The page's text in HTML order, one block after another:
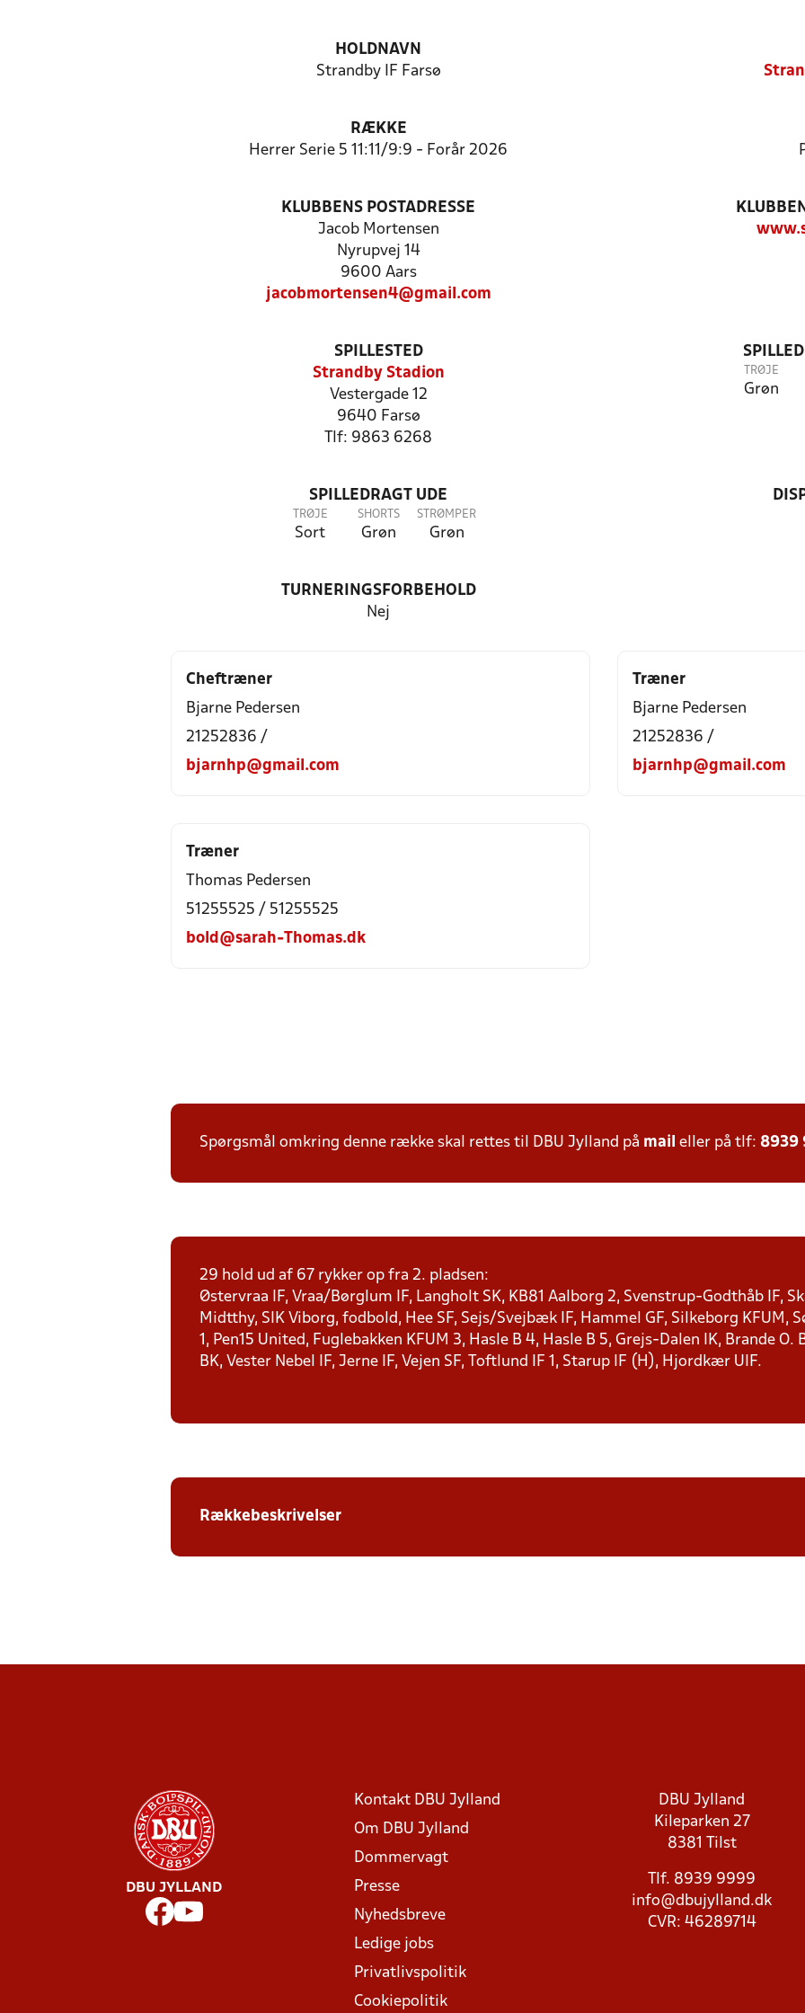
HOLDNAVN
Strandby IF Farsø
RÆKKE
Herrer Serie 5 11:11/9:9 - Forår 2026
KLUBBENS POSTADRESSE
Jacob Mortensen
Nyrupvej 14
9600 Aars
jacobmortensen4@gmail.com
SPILLESTED
Strandby Stadion
Vestergade 12
9640 Farsø
Tlf: 9863 6268
TRØJE
Grøn
SPILLEDRAGT UDE
TRØJE
Sort
SHORTS
Grøn
STRØMPER
Grøn
TURNERINGSFORBEHOLD
Nej
Cheftræner
Bjarne Pedersen
21252836 /
bjarnhp@gmail.com
Træner
Bjarne Pedersen
21252836 /
bjarnhp@gmail.com
Træner
Thomas Pedersen
51255525 / 51255525
bold@sarah-Thomas.dk
Spørgsmål omkring denne række skal rettes til DBU Jylland på mail eller på tlf: 8939
29 hold ud af 67 rykker op fra 2. pladsen:
Østervraa IF, Vraa/Børglum IF, Langholt SK, KB81 Aalborg 2, Svenstrup-Godthåb IF,
Midtthy, SIK Viborg, fodbold, Hee SF, Sejs/Svejbæk IF, Hammel GF, Silkeborg KFUM,
1, Pen15 United, Fuglebakken KFUM 3, Hasle B 4, Hasle B 5, Grejs-Dalen IK, Brande O.
BK, Vester Nebel IF, Jerne IF, Vejen SF, Toftlund IF 1, Starup IF (H), Hjordkær UIF.
Rækkebeskrivelser
DBU JYLLAND
Kontakt DBU Jylland
Om DBU Jylland
Dommervagt
Presse
Nyhedsbreve
Ledige jobs
Privatlivspolitik
Cookiepolitik
DBU Jylland
Kileparken 27
8381 Tilst
Tlf. 8939 9999
info@dbujylland.dk
CVR: 46289714